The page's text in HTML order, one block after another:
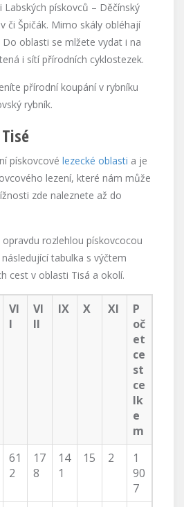
pískovců – Děčínský
či Špičák. Mimo skály obléhají
oblasti se mlžete vydat i na
i sítí přírodních cyklostezek.
přírodní koupání v rybníku
rybník.
pískovcové lezecké oblasti a je
lezení, které nám může
zde naleznete až do
rozlehlou pískovcocou
tabulka s výčtem
cest v oblasti Tisá a okolí.
VI
I
VI
II
IX X XI
P
oč
et
ce
st
ce
lk
e
m
61
2
17
8
14
1
15 2
1
90
7